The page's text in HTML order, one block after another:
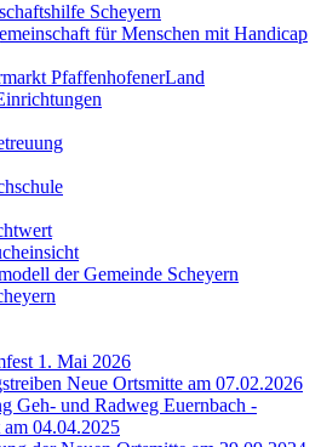
Scheyern
für Menschen mit Handicap
PfaffenhofenerLand
der Gemeinde Scheyern
1. Mai 2026
Neue Ortsmitte am 07.02.2026
Geh- und Radweg Euernbach -
am 04.04.2025